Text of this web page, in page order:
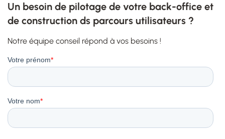
Un besoin de pilotage de votre back-office et
de construction ds parcours utilisateurs ?
Notre équipe conseil répond à vos besoins !